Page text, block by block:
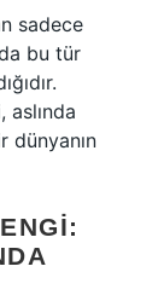
sadece
bu tür
aslında
dünyanın